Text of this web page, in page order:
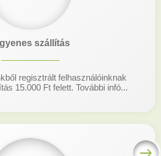
szállítás
regisztrált felhasználóinknak
15.000 Ft felett. További infó...